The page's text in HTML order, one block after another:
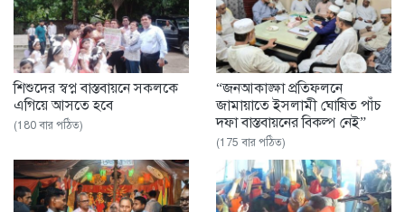
শিশুদের স্বপ্ন বাস্তবায়নে সকলকে
এগিয়ে আসতে হবে
(180 বার পঠিত)
“জনআকাঙ্ক্ষা প্রতিফলনে
জামায়াতে ইসলামী ঘোষিত পাঁচ
দফা বাস্তবায়নের বিকল্প নেই”
(175 বার পঠিত)